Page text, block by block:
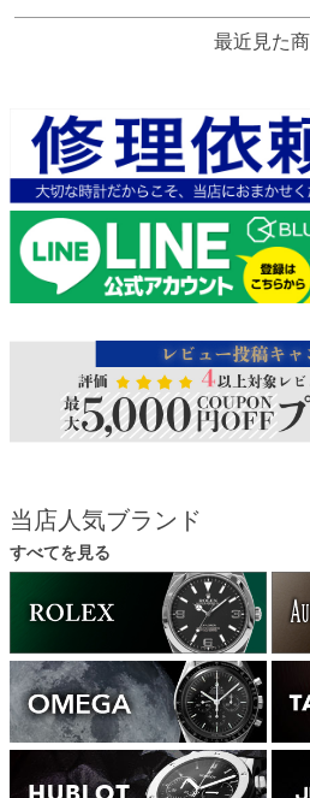
最近見た
当店人気ブランド
すべてを見る